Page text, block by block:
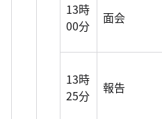
13時
00分
面会
13時
25分
報告